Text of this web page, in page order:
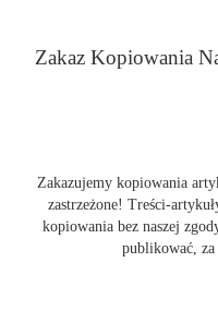
Zakaz Kopiowania
Zakazujemy kopiowania
zastrzeżone! Treści-
kopiowania bez naszej
publikować, za